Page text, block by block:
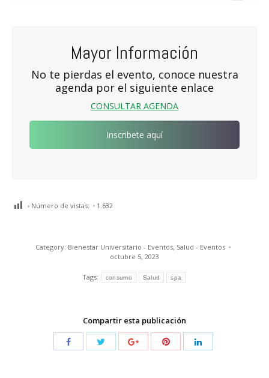
Mayor Información
No te pierdas el evento, conoce nuestra
agenda por el siguiente enlace
CONSULTAR AGENDA
Inscribete aquí
Número de vistas: 1.632
Category: Bienestar Universitario - Eventos, Salud - Eventos
octubre 5, 2023
Tags: consumo Salud spa
Compartir esta publicación